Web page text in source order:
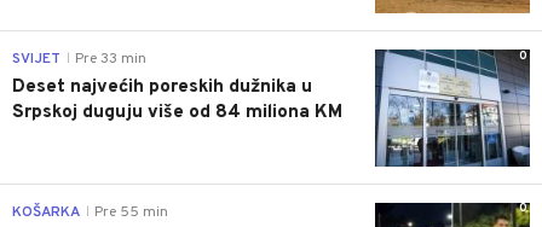
0
SVIJET Pre 33 min
Deset najvećih poreskih dužnika u
Srpskoj duguju više od 84 miliona KM
0
KOŠARKA Pre 55 min